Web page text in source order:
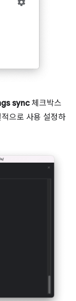
sync체크박스
으로 사용 설정하